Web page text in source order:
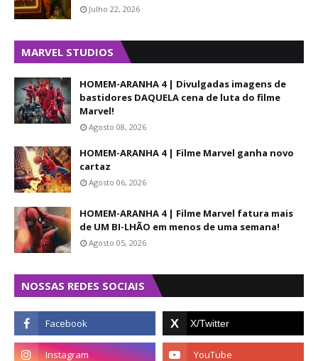
Julho 22, 2026
MARVEL STUDIOS
HOMEM-ARANHA 4 | Divulgadas imagens de
bastidores DAQUELA cena de luta do filme
Marvel!
Agosto 08, 2026
HOMEM-ARANHA 4 | Filme Marvel ganha novo
cartaz
Agosto 06, 2026
HOMEM-ARANHA 4 | Filme Marvel fatura mais
de UM BI-LHÃO em menos de uma semana!
Agosto 05, 2026
NOSSAS REDES SOCIAIS